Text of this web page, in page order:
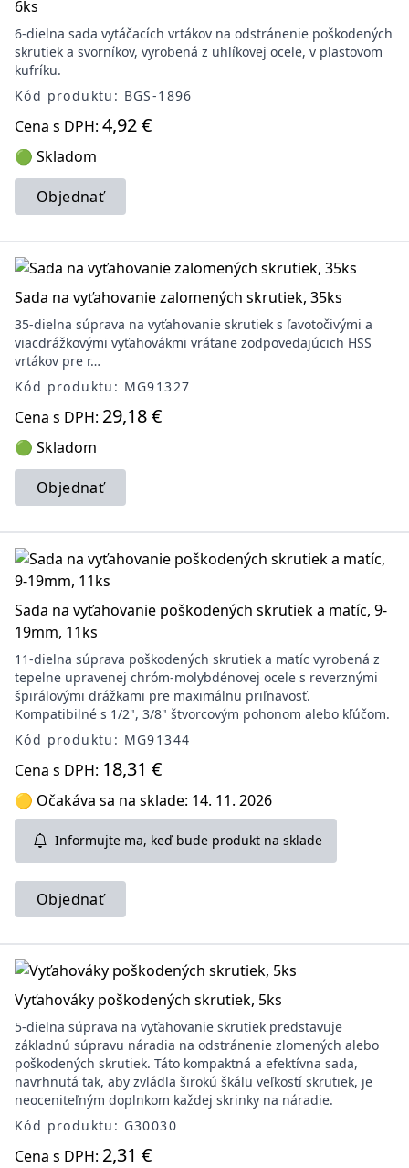
6ks
6-dielna sada vytáčacích vrtákov na odstránenie poškodených
skrutiek a svorníkov, vyrobená z uhlíkovej ocele, v plastovom
kufríku.
Kód produktu: BGS-1896
Cena s DPH: 4,92 €
🟢 Skladom
Objednať
Sada na vyťahovanie zalomených skrutiek, 35ks
35-dielna súprava na vyťahovanie skrutiek s ľavotočivými a
viacdrážkovými vyťahovákmi vrátane zodpovedajúcich HSS
vrtákov pre r…
Kód produktu: MG91327
Cena s DPH: 29,18 €
🟢 Skladom
Objednať
Sada na vyťahovanie poškodených skrutiek a matíc, 9-
19mm, 11ks
11-dielna súprava poškodených skrutiek a matíc vyrobená z
tepelne upravenej chróm-molybdénovej ocele s reverznými
špirálovými drážkami pre maximálnu priľnavosť.
Kompatibilné s 1/2", 3/8" štvorcovým pohonom alebo kľúčom.
Kód produktu: MG91344
Cena s DPH: 18,31 €
🟡 Očakáva sa na sklade: 14. 11. 2026
Informujte ma, keď bude produkt na sklade
Objednať
Vyťahováky poškodených skrutiek, 5ks
5-dielna súprava na vyťahovanie skrutiek predstavuje
základnú súpravu náradia na odstránenie zlomených alebo
poškodených skrutiek. Táto kompaktná a efektívna sada,
navrhnutá tak, aby zvládla širokú škálu veľkostí skrutiek, je
neoceniteľným doplnkom každej skrinky na náradie.
Kód produktu: G30030
Cena s DPH: 2,31 €